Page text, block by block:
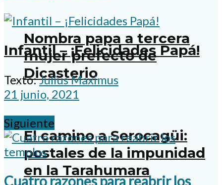
Nombra papa a tercera
mujer prefecto de
Dicasterio
El camino a Serocagüi:
postales de la impunidad
en la Tarahumara
Infantil – ¡Felicidades Papá!
Texto:Julius Maximus
21 junio, 2021
Siguiente
Cuatro razones para reabrir los